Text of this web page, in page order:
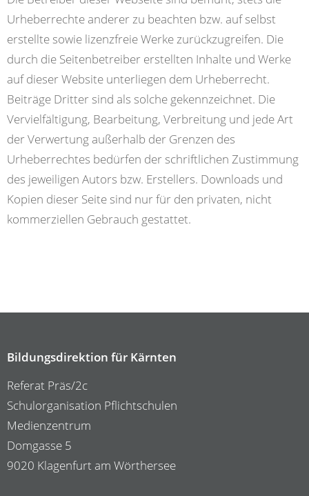
Urheberrechte anderer zu beachten bzw. auf selbst
erstellte sowie lizenzfreie Werke zurückzugreifen. Die
durch die Seitenbetreiber erstellten Inhalte und Werke
auf dieser Website unterliegen dem Urheberrecht.
Beiträge Dritter sind als solche gekennzeichnet. Die
Vervielfältigung, Bearbeitung, Verbreitung und jede Art
der Verwertung außerhalb der Grenzen des
Urheberrechtes bedürfen der schriftlichen Zustimmung
des jeweiligen Autors bzw. Erstellers. Downloads und
Kopien dieser Seite sind nur für den privaten, nicht
kommerziellen Gebrauch gestattet.
Bildungsdirektion für Kärnten
Referat Präs/2c
Schulorganisation Pflichtschulen
Medienzentrum
Domgasse 5
9020 Klagenfurt am Wörthersee